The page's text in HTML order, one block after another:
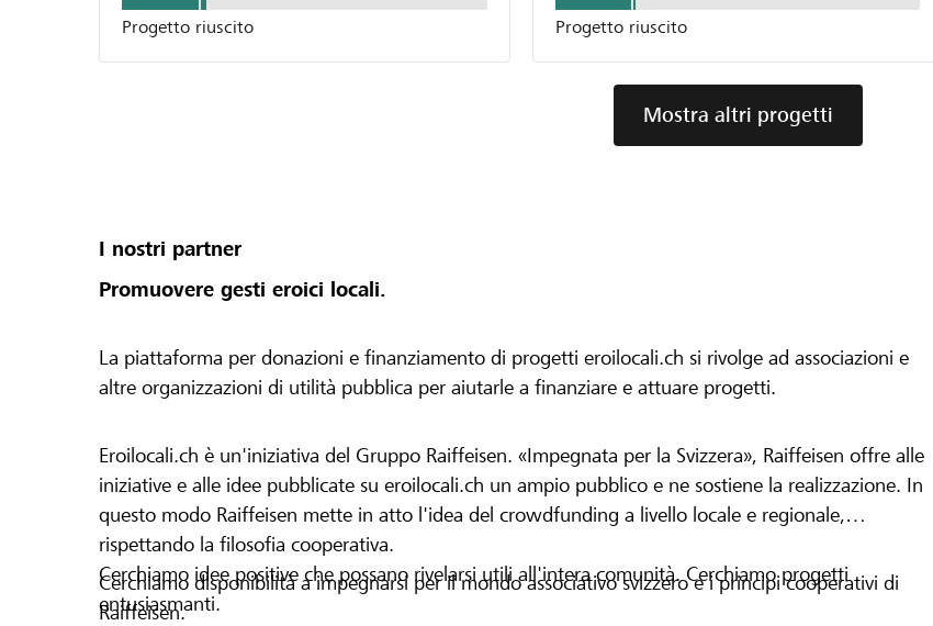
Progetto riuscito Progetto riuscito
Mostra altri progetti
I nostri partner
Promuovere gesti eroici locali.
La piattaforma per donazioni e finanziamento di progetti eroilocali.ch si rivolge ad associazioni e
altre organizzazioni di utilità pubblica per aiutarle a finanziare e attuare progetti.
Eroilocali.ch è un'iniziativa del Gruppo Raiffeisen. «Impegnata per la Svizzera», Raiffeisen offre alle
iniziative e alle idee pubblicate su eroilocali.ch un ampio pubblico e ne sostiene la realizzazione. In
questo modo Raiffeisen mette in atto l'idea del crowdfunding a livello locale e regionale,
rispettando la filosofia cooperativa.
Cerchiamo idee positive che possano rivelarsi utili all'intera comunità. Cerchiamo progetti
entusiasmanti.
Cerchiamo disponibilità a impegnarsi per il mondo associativo svizzero e i principi cooperativi di
Raiffeisen.